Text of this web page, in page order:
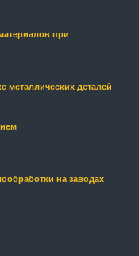
при
деталей
на заводах